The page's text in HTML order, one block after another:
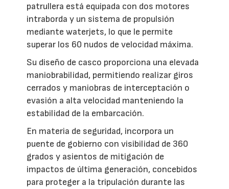
patrullera está equipada con dos motores
intraborda y un sistema de propulsión
mediante waterjets, lo que le permite
superar los 60 nudos de velocidad máxima.
Su diseño de casco proporciona una elevada
maniobrabilidad, permitiendo realizar giros
cerrados y maniobras de interceptación o
evasión a alta velocidad manteniendo la
estabilidad de la embarcación.
En materia de seguridad, incorpora un
puente de gobierno con visibilidad de 360
grados y asientos de mitigación de
impactos de última generación, concebidos
para proteger a la tripulación durante las